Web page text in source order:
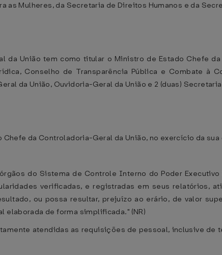
as Mulheres, da Secretaria de Direitos Humanos e da
da União tem como titular o Ministro de Estado Chefe
Conselho de Transparência Pública e Combate à
da União, Ouvidoria-Geral da União e 2 (duas)
Chefe da Controladoria-Geral da União, no exercício da
do Sistema de Controle Interno do Poder
verificadas, e registradas em seus relatórios,
ou possa resultar, prejuízo ao erário, de valor
elaborada de forma simplificada." (NR)
atendidas as requisições de pessoal, inclusive